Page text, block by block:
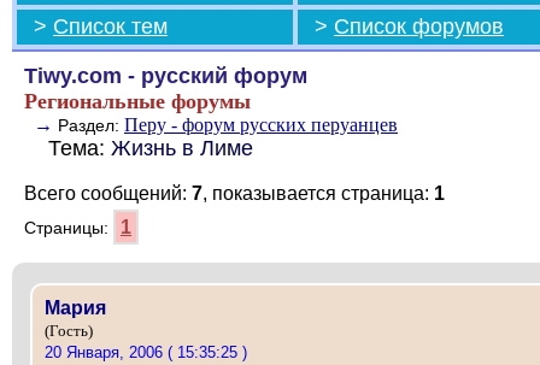
> Список тем > Список форумов
Tiwy.com - русский форум
Региональные форумы
→ Раздел: Перу - форум русских перуанцев
Тема: Жизнь в Лиме
Всего сообщений: 7, показывается страница: 1
Страницы: 1
Мария
(Гость)
20 Января, 2006 ( 15:35:25 )